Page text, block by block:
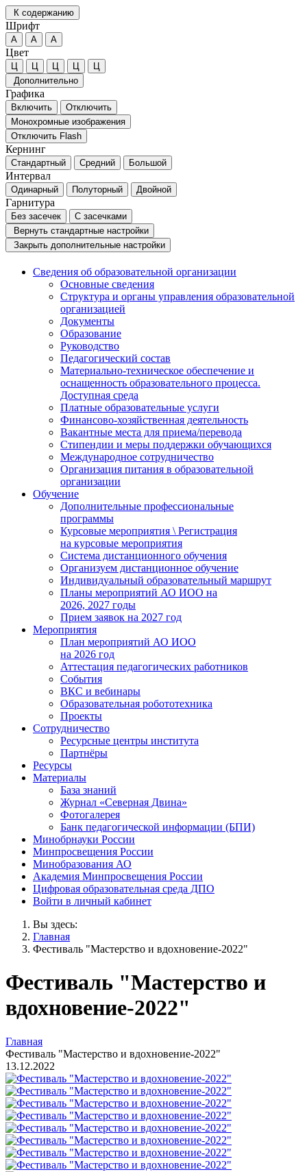
К содержанию
Шрифт
А А А
Цвет
Ц Ц Ц Ц
Ц
Дополнительно
Графика
Включить
Отключить
Монохромные изображения
Отключить Flash
Кернинг
Стандартный Средний Большой
Интервал
Одинарный Полуторный Двойной
Гарнитура
Без засечек
С засечками
Вернуть стандартные настройки
Закрыть дополнительные настройки
Сведения об образовательной организации
Основные сведения
Структура и органы управления образовательной
организацией
Документы
Образование
Руководство
Педагогический состав
Материально-техническое обеспечение и
оснащенность образовательного процесса.
Доступная среда
Платные образовательные услуги
Финансово-хозяйственная деятельность
Вакантные места для приема/перевода
Стипендии и меры поддержки обучающихся
Международное сотрудничество
Организация питания в образовательной
организации
Обучение
Дополнительные профессиональные
программы
Курсовые мероприятия \ Регистрация
на курсовые мероприятия
Система дистанционного обучения
Организуем дистанционное обучение
Индивидуальный образовательный маршрут
Планы мероприятий АО ИОО на
2026, 2027 годы
Прием заявок на 2027 год
Мероприятия
План мероприятий АО ИОО
на 2026 год
Аттестация педагогических работников
События
ВКС и вебинары
Образовательная робототехника
Проекты
Сотрудничество
Ресурсные центры института
Партнёры
Ресурсы
Материалы
База знаний
Журнал «Северная Двина»
Фотогалерея
Банк педагогической информации (БПИ)
Минобрнауки России
Минпросвещения России
Минобразования АО
Академия Минпросвещения России
Цифровая образовательная среда ДПО
Войти в личный кабинет
Вы здесь:
Главная
Фестиваль "Мастерство и вдохновение-2022"
Фестиваль "Мастерство и
вдохновение-2022"
Главная
Фестиваль "Мастерство и вдохновение-2022"
13.12.2022